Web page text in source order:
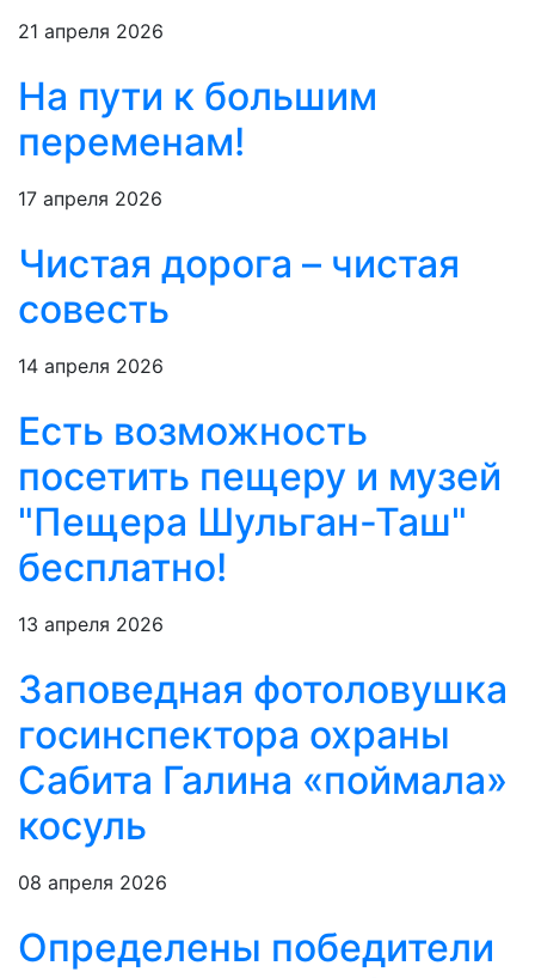
21 апреля 2026
На пути к большим
переменам!
17 апреля 2026
Чистая дорога – чистая
совесть
14 апреля 2026
Есть возможность
посетить пещеру и музей
"Пещера Шульган-Таш"
бесплатно!
13 апреля 2026
Заповедная фотоловушка
госинспектора охраны
Сабита Галина «поймала»
косуль
08 апреля 2026
Определены победители